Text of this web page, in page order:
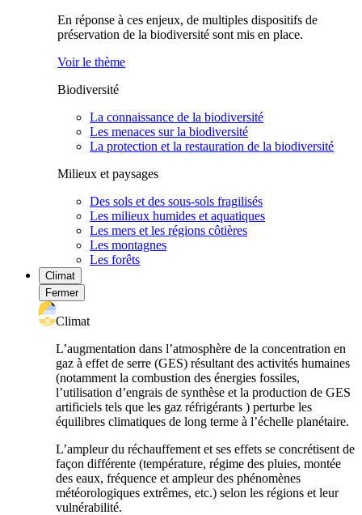
En réponse à ces enjeux, de multiples dispositifs de
préservation de la biodiversité sont mis en place.
Voir le thème
Biodiversité
La connaissance de la biodiversité
Les menaces sur la biodiversité
La protection et la restauration de la biodiversité
Milieux et paysages
Des sols et des sous-sols fragilisés
Les milieux humides et aquatiques
Les mers et les régions côtières
Les montagnes
Les forêts
Climat
Fermer
Climat
L’augmentation dans l’atmosphère de la concentration en
gaz à effet de serre (GES) résultant des activités humaines
(notamment la combustion des énergies fossiles,
l’utilisation d’engrais de synthèse et la production de GES
artificiels tels que les gaz réfrigérants ) perturbe les
équilibres climatiques de long terme à l’échelle planétaire.
L’ampleur du réchauffement et ses effets se concrétisent de
façon différente (température, régime des pluies, montée
des eaux, fréquence et ampleur des phénomènes
météorologiques extrêmes, etc.) selon les régions et leur
vulnérabilité.